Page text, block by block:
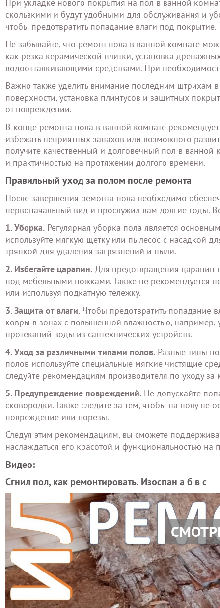
При укладке нового покрытия на пол в ванной
скользкими и будут удобными для обслуживания и
чтобы предотвратить попадание влаги под покрытие.
Не забывайте, что ремонт пола в ванной комнате
как резка керамической плитки, установка
водоотталкивающими средствами. При
Важно также уделить внимание последним штрихам
поверхности, установка плинтусов и защитных
от повреждений.
В конце ремонта пола в ванной комнате
избежать неприятных запахов или возможного
получите качественный и долговечный пол в
и практичностью на протяжении долгого времени.
Правильный уход за полом после ремонта
После завершения ремонта пола необходимо
первоначальный вид и прослужил вам долгие годы.
1. Уборка. Регулярная уборка пола является
используйте мягкую щетку или пылесос с насадкой
тряпкой для удаления загрязнений и пыли.
2. Избегайте царапин. Для предотвращения царапин
под мебельными ножками. Также не рекомендуется
или используя подкатную тележку.
3. Защита от влаги. Чтобы предотвратить попадание
ковры в зонах с повышенной влажностью, например,
протеканий воды из сантехнических устройств.
4. Уход за различными типами полов. Разные типы
полов используйте специальные мягкие чистящие
следуйте рекомендациям производителя по уходу
5. Предупреждение повреждений. Не допускайте
сковородки. Также следите за тем, чтобы на полу не
повреждение или порезы.
Следуя этим рекомендациям, вы сможете
наслаждаться его красотой и функциональностью на
Видео:
Сгнил пол, как ремонтировать. Изоспан а б в с